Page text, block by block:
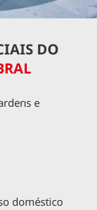
DO
e
doméstico